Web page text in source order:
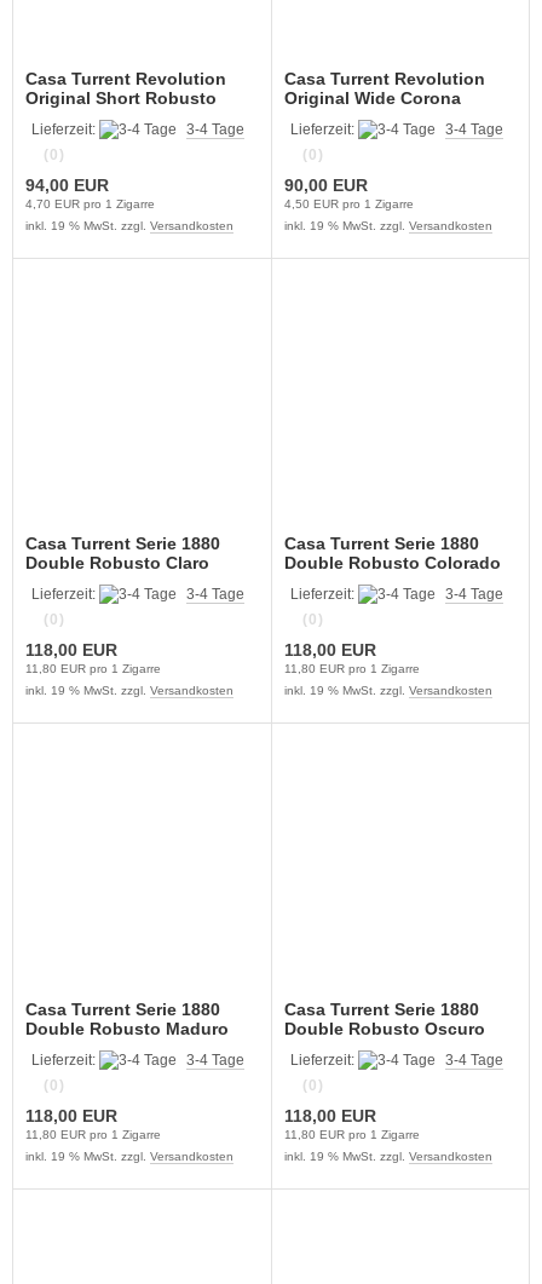
Casa Turrent Revolution
Original Short Robusto
Lieferzeit:
3-4 Tage
(0)
94,00 EUR
4,70 EUR pro 1 Zigarre
inkl. 19 % MwSt. zzgl. Versandkosten
Casa Turrent Revolution
Original Wide Corona
Lieferzeit:
3-4 Tage
(0)
90,00 EUR
4,50 EUR pro 1 Zigarre
inkl. 19 % MwSt. zzgl. Versandkosten
Casa Turrent Serie 1880
Double Robusto Claro
Lieferzeit:
3-4 Tage
(0)
118,00 EUR
11,80 EUR pro 1 Zigarre
inkl. 19 % MwSt. zzgl. Versandkosten
Casa Turrent Serie 1880
Double Robusto Colorado
Lieferzeit:
3-4 Tage
(0)
118,00 EUR
11,80 EUR pro 1 Zigarre
inkl. 19 % MwSt. zzgl. Versandkosten
Casa Turrent Serie 1880
Double Robusto Maduro
Lieferzeit:
3-4 Tage
(0)
118,00 EUR
11,80 EUR pro 1 Zigarre
inkl. 19 % MwSt. zzgl. Versandkosten
Casa Turrent Serie 1880
Double Robusto Oscuro
Lieferzeit:
3-4 Tage
(0)
118,00 EUR
11,80 EUR pro 1 Zigarre
inkl. 19 % MwSt. zzgl. Versandkosten